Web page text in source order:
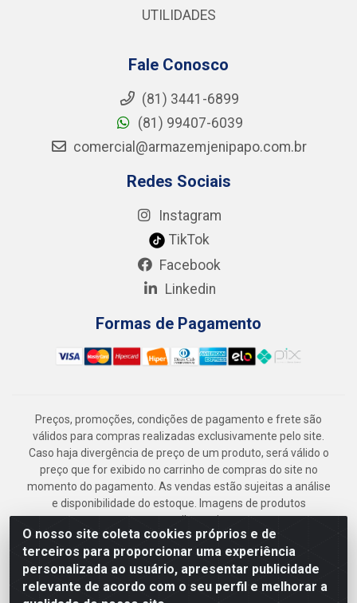
O nosso site coleta cookies próprios e de
terceiros para proporcionar uma experiência
personalizada ao usuário, apresentar publicidade
relevante de acordo com o seu perfil e melhorar a
UTILIDADES
Fale Conosco
(81) 3441-6899
(81) 99407-6039
comercial@armazemjenipapo.com.br
Redes Sociais
Instagram
TikTok
Facebook
Linkedin
Formas de Pagamento
Preços, promoções, condições de pagamento e frete são
válidos para compras realizadas exclusivamente pelo site.
Caso haja divergência de preço de um produto, será válido o
preço que for exibido no carrinho de compras do site no
momento do pagamento. As vendas estão sujeitas a análise
e disponibilidade do estoque. Imagens de produtos
meramente ilustrativas.
Armazém Jenipapo Materiais de Construção em Geral
LTDA - Rua das Flores, 2691 - Guabiraba, Recife/PE - CEP
52.291-630 - CNPJ 41.097.379/0001-